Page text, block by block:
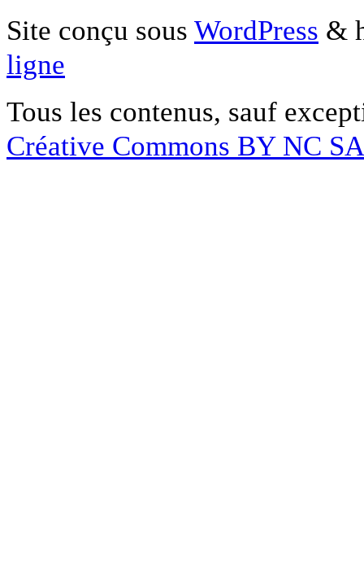
Site conçu sous WordPress &
ligne
Tous les contenus, sauf
Créative Commons BY NC SA